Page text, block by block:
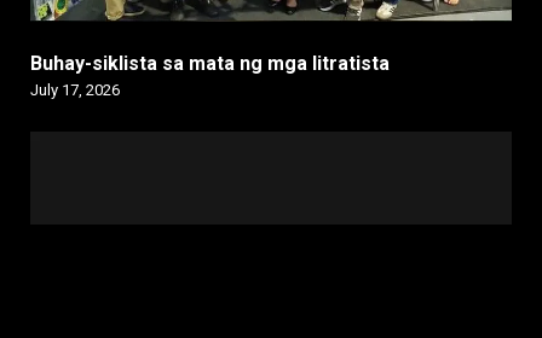
Buhay-siklista sa mata ng mga litratista
July 17, 2026